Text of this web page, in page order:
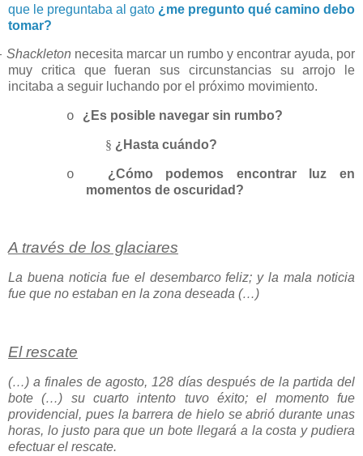
que le preguntaba al gato ¿me pregunto qué camino debo
tomar?
Shackleton necesita marcar un rumbo y encontrar ayuda, por
muy critica que fueran sus circunstancias su arrojo le
incitaba a seguir luchando por el próximo movimiento.
o ¿Es posible navegar sin rumbo?
§ ¿Hasta cuándo?
o
¿Cómo podemos encontrar luz en
momentos de oscuridad?
A través de los glaciares
La buena noticia fue el desembarco feliz; y la mala noticia
fue que no estaban en la zona deseada (…)
El rescate
(…) a finales de agosto, 128 días después de la partida del
bote (…) su cuarto intento tuvo éxito; el momento fue
providencial, pues la barrera de hielo se abrió durante unas
horas, lo justo para que un bote llegará a la costa y pudiera
efectuar el rescate.